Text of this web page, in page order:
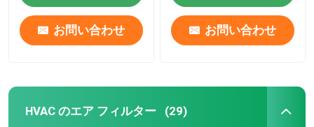
お問い合わせ お問い合わせ
HVAC のエア フィルター (29)